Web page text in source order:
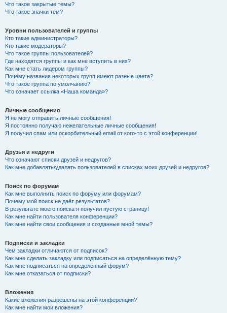
Что такое закрытые темы?
Что такое значки тем?
Уровни пользователей и группы
Кто такие администраторы?
Кто такие модераторы?
Что такое группы пользователей?
Где находятся группы и как мне вступить в них?
Как мне стать лидером группы?
Почему названия некоторых групп имеют разные цвета?
Что такое группа по умолчанию?
Что означает ссылка «Наша команда»?
Личные сообщения
Я не могу отправить личные сообщения!
Я постоянно получаю нежелательные личные сообщения!
Я получил спам или оскорбительный email от кого-то с этой конференции!
Друзья и недруги
Что означают списки друзей и недругов?
Как мне добавлять/удалять пользователей в списках моих друзей и недругов?
Поиск по форумам
Как мне выполнить поиск по форуму или форумам?
Почему мой поиск не даёт результатов?
В результате моего поиска я получил пустую страницу!
Как мне найти пользователя конференции?
Как мне найти свои сообщения и созданные мной темы?
Подписки и закладки
Чем закладки отличаются от подписок?
Как мне сделать закладку или подписаться на определённую тему?
Как мне подписаться на определённый форум?
Как мне отказаться от подписки?
Вложения
Какие вложения разрешены на этой конференции?
Как мне найти мои вложения?